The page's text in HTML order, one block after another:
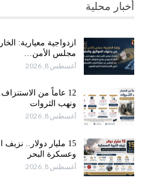
أخبار محلية
ازدواجية معيارية:
مجلس الأمن…
أغسطس 8, 2026
12 عاماً من
ونهب الثروات
أغسطس 8, 2026
15 مليار دولار..
وعسكرة البحر
أغسطس 8, 2026